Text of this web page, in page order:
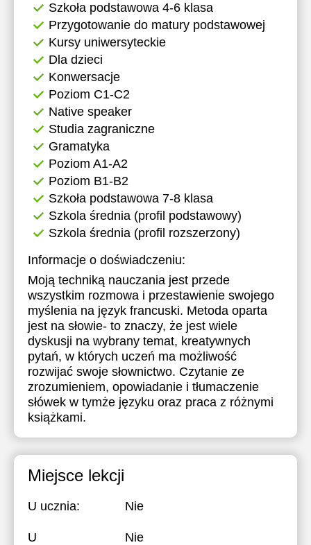
Szkoła podstawowa 4-6 klasa
Przygotowanie do matury podstawowej
Kursy uniwersyteckie
Dla dzieci
Konwersacje
Poziom C1-C2
Native speaker
Studia zagraniczne
Gramatyka
Poziom A1-A2
Poziom B1-B2
Szkoła podstawowa 7-8 klasa
Szkola średnia (profil podstawowy)
Szkola średnia (profil rozszerzony)
Informacje o doświadczeniu:
Moją techniką nauczania jest przede
wszystkim rozmowa i przestawienie swojego
myślenia na język francuski. Metoda oparta
jest na słowie- to znaczy, że jest wiele
dyskusji na wybrany temat, kreatywnych
pytań, w których uczeń ma możliwość
rozwijać swoje słownictwo. Czytanie ze
zrozumieniem, opowiadanie i tłumaczenie
słówek w tymże języku oraz praca z różnymi
książkami.
Miejsce lekcji
U ucznia: Nie
U
Nie